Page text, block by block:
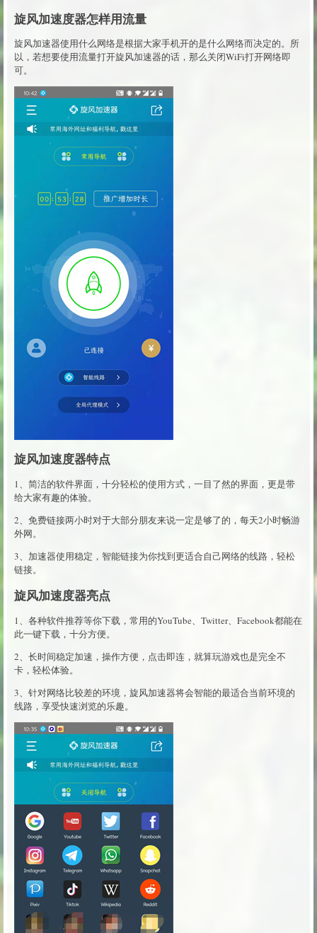
旋风加速度器怎样用流量
旋风加速器使用什么网络是根据大家手机开的是什么网络而决定的。所
以，若想要使用流量打开旋风加速器的话，那么关闭WiFi打开网络即
可。
旋风加速度器特点
1、简洁的软件界面，十分轻松的使用方式，一目了然的界面，更是带
给大家有趣的体验。
2、免费链接两小时对于大部分朋友来说一定是够了的，每天2小时畅游
外网。
3、加速器使用稳定，智能链接为你找到更适合自己网络的线路，轻松
链接。
旋风加速度器亮点
1、各种软件推荐等你下载，常用的YouTube、Twitter、Facebook都能在
此一键下载，十分方便。
2、长时间稳定加速，操作方便，点击即连，就算玩游戏也是完全不
卡，轻松体验。
3、针对网络比较差的环境，旋风加速器将会智能的最适合当前环境的
线路，享受快速浏览的乐趣。